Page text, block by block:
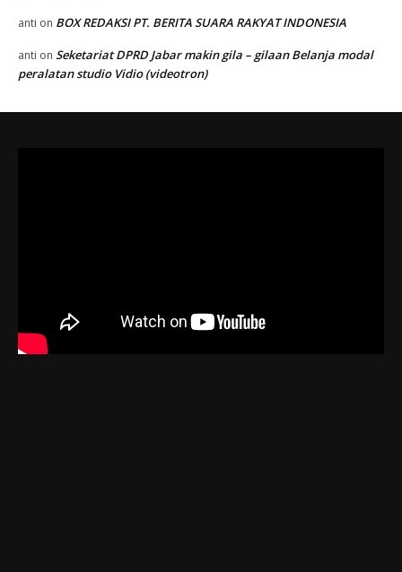
anti on BOX REDAKSI PT. BERITA SUARA RAKYAT INDONESIA
anti on Seketariat DPRD Jabar makin gila – gilaan Belanja modal
peralatan studio Vidio (videotron)